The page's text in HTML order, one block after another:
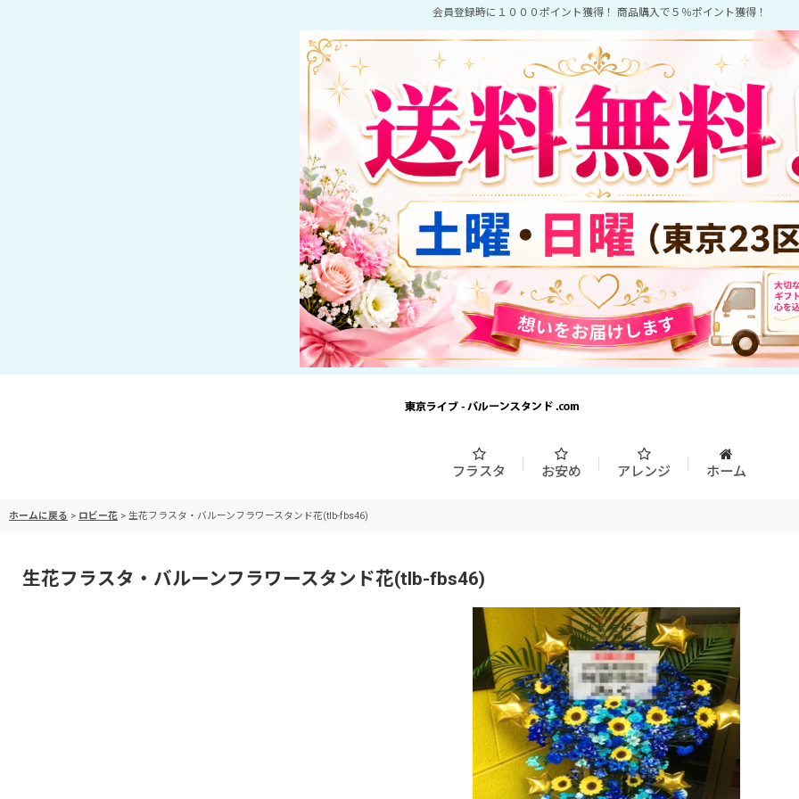
会員登録時に１０００ポイント獲得！ 商品購入で５％ポイント獲得！
フラスタ お安め アレンジ ホーム
ホームに戻る > ロビー花 > 生花フラスタ・バルーンフラワースタンド花(tlb-fbs46)
生花フラスタ・バルーンフラワースタンド花(tlb-fbs46)